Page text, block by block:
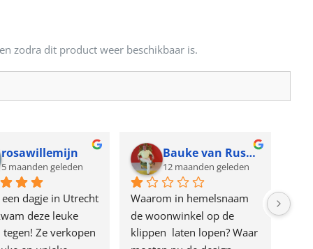
zodra dit product weer beschikbaar is.
rosawillemijn
5 maanden geleden
een dagje in Utrecht
deze leuke
Ze verkopen
Bauke van Russen Groen
12 maanden geleden
Waarom in hemelsnaam
de woonwinkel op de
klippen  laten lopen? Waar